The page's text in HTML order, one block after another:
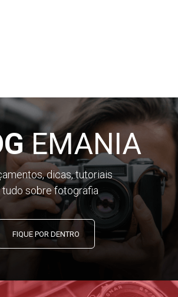
EMANIA
dicas, tutoriais
tudo sobre fotografia
FIQUE POR DENTRO